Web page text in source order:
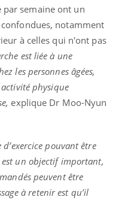
semaine ont un
notamment
à celles qui n'ont pas
est liée à une
les personnes âgées,
physique
explique Dr Moo-Nyun
pouvant être
est un objectif important,
peuvent être
à retenir est qu’il